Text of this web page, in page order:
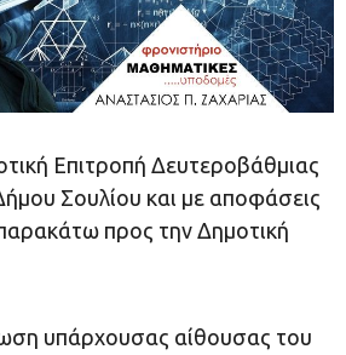
Επιτροπή Δευτεροβάθμιας
Σουλίου και με αποφάσεις
παρακάτω προς την Δημοτική
υπάρχουσας αίθουσας του